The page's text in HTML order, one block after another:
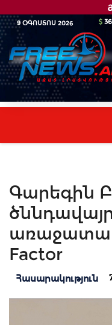
9 ՕԳՈՍՏՈՍ 2026
Գարեգին
Factor
Հասարակություն